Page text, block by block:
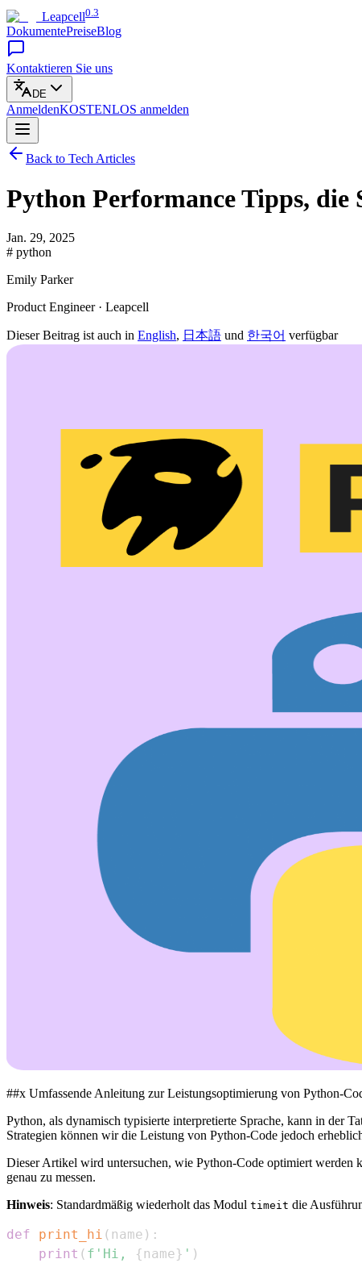
Leapcell0.3
DokumentePreiseBlog
Kontaktieren Sie uns
DE
AnmeldenKOSTENLOS anmelden
Back to Tech Articles
Python Performance Tipps, die
Jan. 29, 2025
# python
Emily Parker
Product Engineer · Leapcell
Dieser Beitrag ist auch in English, 日本語 und 한국어 verfügbar
##x Umfassende Anleitung zur Leistungsoptimierung von Python-
Python, als dynamisch typisierte interpretierte Sprache, kann in der
Strategien können wir die Leistung von Python-Code jedoch
Dieser Artikel wird untersuchen, wie Python-Code optimiert werden
genau zu messen.
Hinweis: Standardmäßig wiederholt das Modul timeit die
def print_hi ( name ) :
print ( f'Hi, {name} ' )